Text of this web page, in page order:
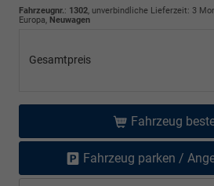
Fahrzeugnr.: 1302, unverbindliche Lieferzeit: 3
Europa, Neuwagen
Gesamtpreis
Fahrzeug
Fahrzeug parken /